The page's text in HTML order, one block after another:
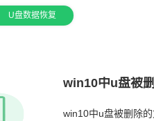
U盘数据恢复
win10中u盘被删除